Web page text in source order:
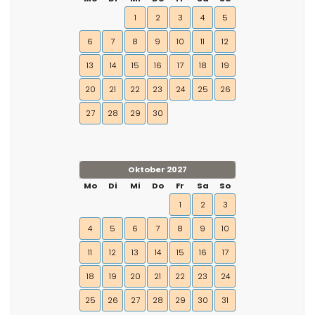
1
2 3 4 5
6 7 8 9 10 11 12
13 14 15 16 17 18 19
20 21 22 23 24 25 26
27 28 29 30
Oktober 2027
Mo
Di Mi Do Fr Sa
So
1
2 3
4 5 6 7 8 9 10
11 12 13 14 15 16 17
18 19 20 21 22 23 24
25 26 27 28 29 30 31